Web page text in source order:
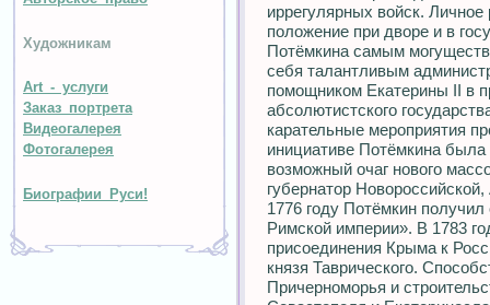
Художникам
Art - услуги
Заказ портрета
Видеогалерея
Фотогалерея
Биографии Руси!
иррегулярных войск.
положение при дворе и в
Потёмкина самым
себя талантливым
помощником Екатерины II в
абсолютистского
карательные мероприятия
инициативе Потёмкина
возможный очаг нового
губернатор
1776 году Потёмкин
Римской империи». В 1783
присоединения Крыма к
князя Таврического.
Причерноморья и